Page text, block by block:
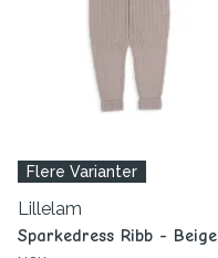
Flere Varianter
Lillelam
Sparkedress Ribb - Beige